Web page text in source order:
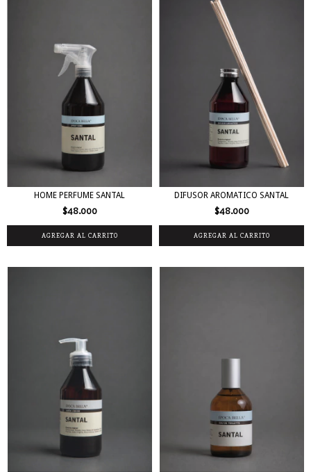
HOME PERFUME SANTAL
$48.000
DIFUSOR AROMATICO SANTAL
$48.000